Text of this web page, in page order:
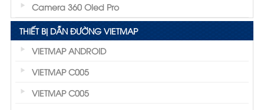
Camera 360 Oled Pro
THIẾT BỊ DẪN ĐƯỜNG VIETMAP
VIETMAP ANDROID
VIETMAP C005
VIETMAP C005